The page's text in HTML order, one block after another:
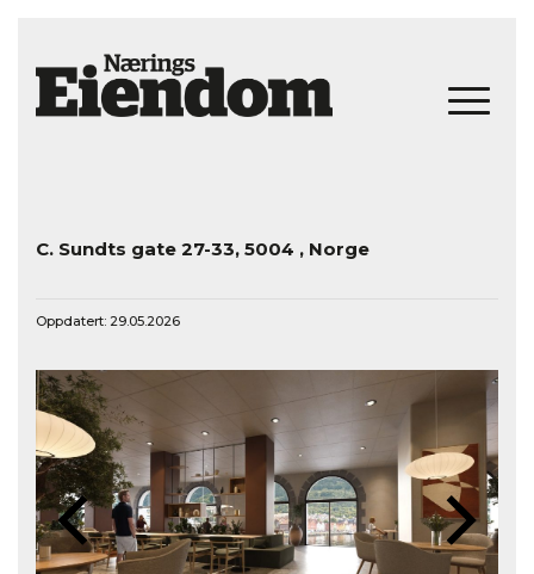
C. Sundts gate 27-33, 5004 , Norge
Oppdatert: 29.05.2026